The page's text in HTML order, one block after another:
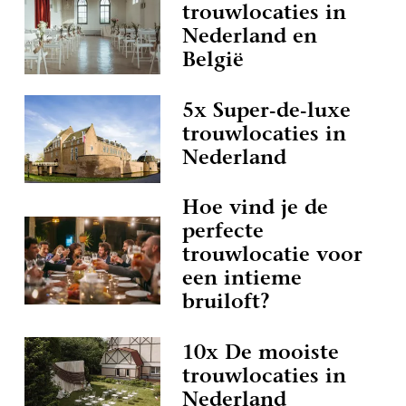
trouwlocaties in
Nederland en
België
5x Super-de-luxe
trouwlocaties in
Nederland
Hoe vind je de
perfecte
trouwlocatie voor
een intieme
bruiloft?
10x De mooiste
trouwlocaties in
Nederland